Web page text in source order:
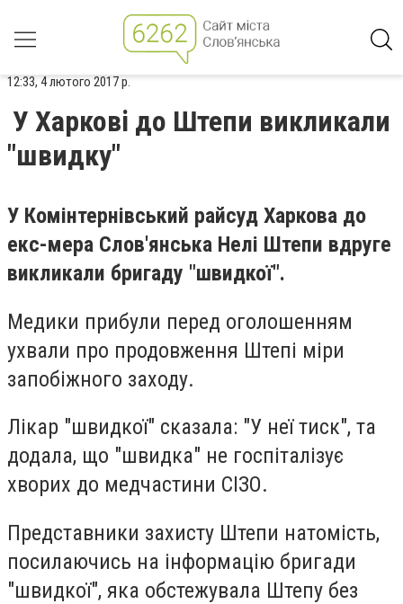
12:33, 4 лютого 2017 р.
У Харкові до Штепи викликали
"швидку"
У Комінтернівський райсуд Харкова до
екс-мера Слов'янська Нелі Штепи вдруге
викликали бригаду "швидкої".
Медики прибули перед оголошенням
ухвали про продовження Штепі міри
запобіжного заходу.
Лікар "швидкої" сказала: "У неї тиск", та
додала, що "швидка" не госпіталізує
хворих до медчастини СІЗО.
Представники захисту Штепи натомість,
посилаючись на інформацію бригади
"швидкої", яка обстежувала Штепу без